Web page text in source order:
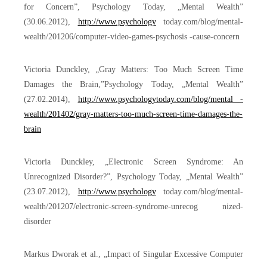
for Concern”, Psychology Today, „Mental Wealth”
(30.06.2012), http://www.psychologytoday.com/blog/mental-
wealth/201206/computer-video-games-psychosis -cause-concern
Victoria Dunckley, „Gray Matters: Too Much Screen Time
Damages the Brain,”Psychology Today, „Mental Wealth”
(27.02.2014), http://www.psychologytoday.com/blog/mental -
wealth/201402/gray-matters-too-much-screen-time-damages-the-
brain
Victoria Dunckley, „Electronic Screen Syndrome: An
Unrecognized Disorder?”, Psychology Today, „Mental Wealth”
(23.07.2012), http://www.psychologytoday.com/blog/mental-
wealth/201207/electronic-screen-syndrome-unrecog nized-
disorder
Markus Dworak et al., „Impact of Singular Excessive Computer